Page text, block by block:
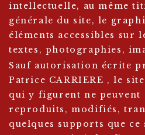
intellectuelle, au même
générale du site, le
éléments accessibles sur
textes, photographies,
Sauf autorisation écrite
Patrice CARRIERE , le
qui y figurent ne peuvent
reproduits, modifiés,
quelques supports que